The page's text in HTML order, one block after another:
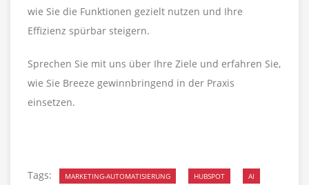
wie Sie die Funktionen gezielt nutzen und Ihre
Effizienz spürbar steigern.
Sprechen Sie mit uns über Ihre Ziele und erfahren Sie,
wie Sie Breeze gewinnbringend in der Praxis
einsetzen.
Tags: MARKETING-AUTOMATISIERUNG HUBSPOT AI